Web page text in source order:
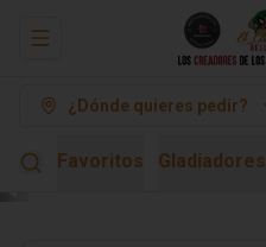
Abrir menu de navegación
¿Dónde quieres pedir?
Favoritos Gladiadores